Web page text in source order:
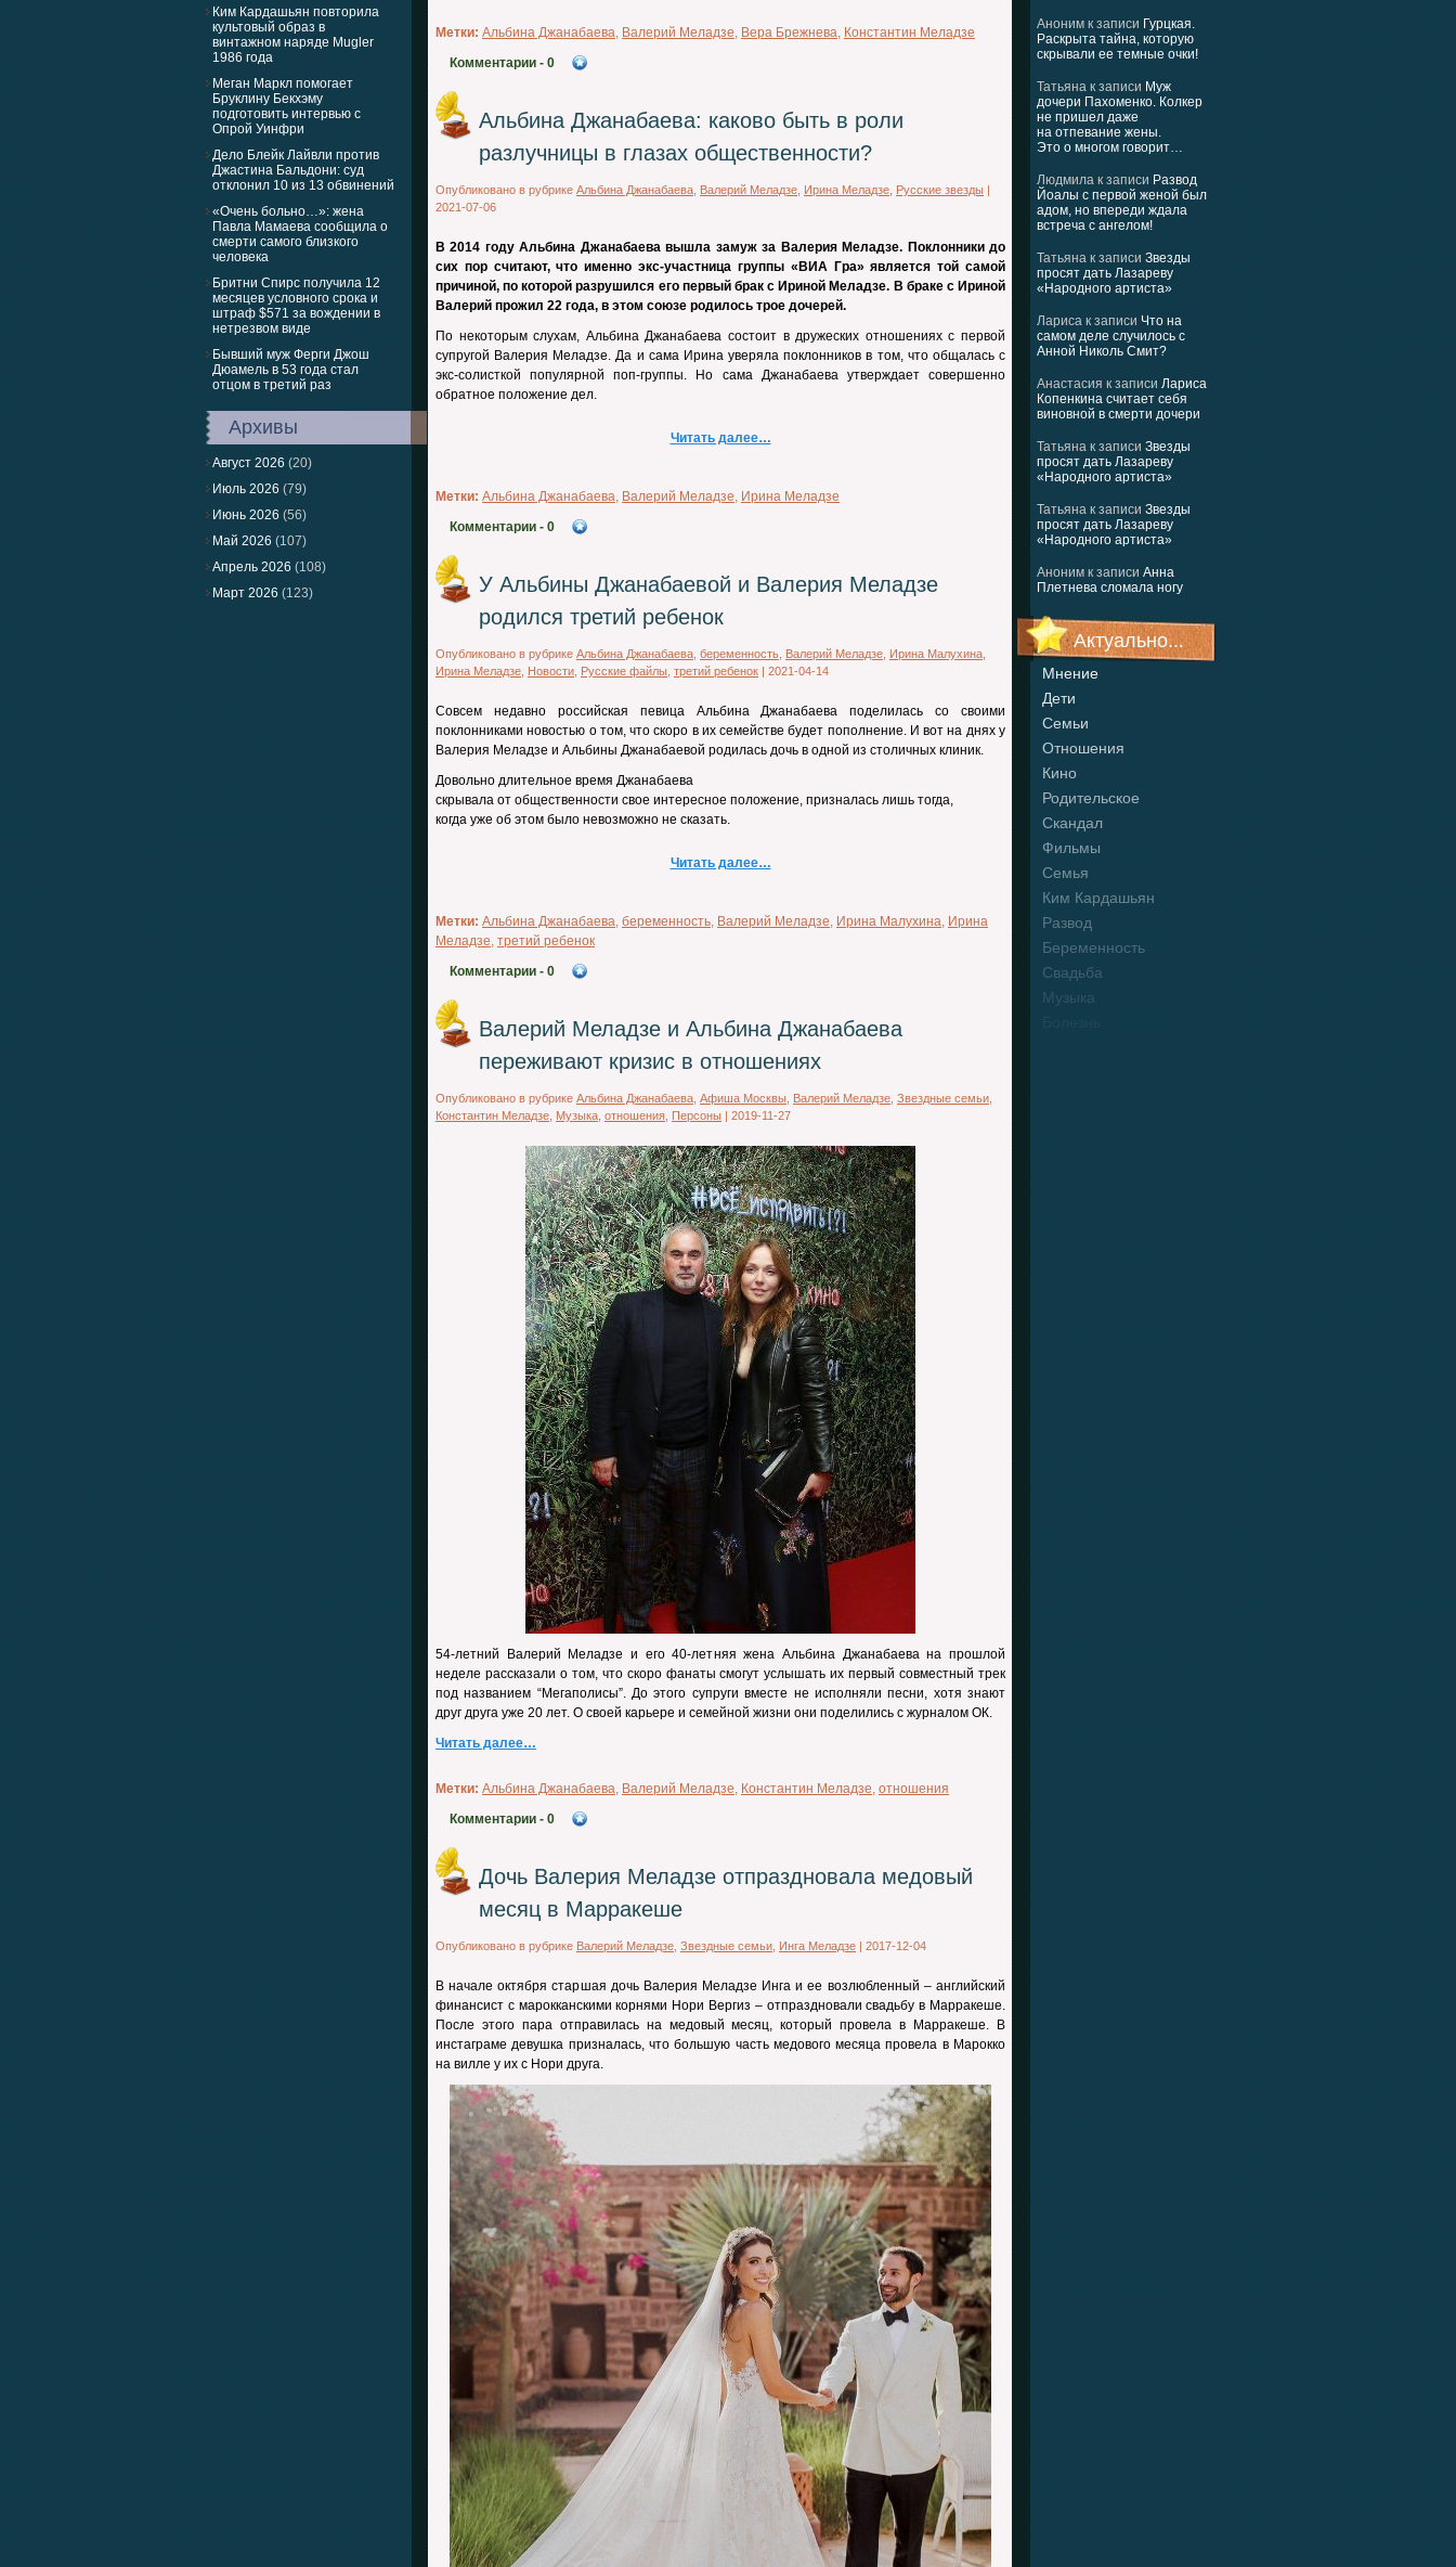
Аноним к записи Гурцкая.
Раскрыта тайна, которую
скрывали ее темные очки!
Татьяна к записи Муж
дочери Пахоменко. Колкер
не пришел даже
на отпевание жены.
Это о многом говорит…
Людмила к записи Развод
Йоалы с первой женой был
адом, но впереди ждала
встреча с ангелом!
Татьяна к записи Звезды
просят дать Лазареву
«Народного артиста»
Лариса к записи Что на
самом деле случилось с
Анной Николь Смит?
Анастасия к записи Лариса
Копенкина считает себя
виновной в смерти дочери
Татьяна к записи Звезды
просят дать Лазареву
«Народного артиста»
Татьяна к записи Звезды
просят дать Лазареву
«Народного артиста»
Аноним к записи Анна
Плетнева сломала ногу
Актуально...
Мнение
Дети
Семьи
Отношения
Кино
Родительское
Скандал
Фильмы
Семья
Ким Кардашьян
Развод
Беременность
Свадьба
Музыка
Ким Кардашьян повторила
культовый образ в
винтажном наряде Mugler
1986 года
Меган Маркл помогает
Бруклину Бекхэму
подготовить интервью с
Опрой Уинфри
Дело Блейк Лайвли против
Джастина Бальдони: суд
отклонил 10 из 13 обвинений
«Очень больно…»: жена
Павла Мамаева сообщила о
смерти самого близкого
человека
Бритни Спирс получила 12
месяцев условного срока и
штраф $571 за вождении в
нетрезвом виде
Бывший муж Ферги Джош
Дюамель в 53 года стал
отцом в третий раз
Архивы
Август 2026 (20)
Июль 2026 (79)
Июнь 2026 (56)
Май 2026 (107)
Апрель 2026 (108)
Март 2026 (123)
Метки: Альбина Джанабаева, Валерий Меладзе, Вера Брежнева, Константин Меладзе
Комментарии - 0
Альбина Джанабаева: каково быть в роли
разлучницы в глазах общественности?
Опубликовано в рубрике Альбина Джанабаева Валерий Меладзе Ирина Меладзе Русские звезды |
2021-07-06
В 2014 году Альбина Джанабаева вышла замуж за Валерия Меладзе. Поклонники до
сих пор считают, что именно экс-участница группы «ВИА Гра» является той самой
причиной, по которой разрушился его первый брак с Ириной Меладзе. В браке с Ириной
Валерий прожил 22 года, в этом союзе родилось трое дочерей.
По некоторым слухам, Альбина Джанабаева состоит в дружеских отношениях с первой
супругой Валерия Меладзе. Да и сама Ирина уверяла поклонников в том, что общалась с
экс-солисткой популярной поп-группы. Но сама Джанабаева утверждает совершенно
обратное положение дел.
Читать далее…
Метки: Альбина Джанабаева, Валерий Меладзе, Ирина Меладзе
Комментарии - 0
У Альбины Джанабаевой и Валерия Меладзе
родился третий ребенок
Опубликовано в рубрике Альбина Джанабаева беременность Валерий Меладзе Ирина Малухина
Ирина Меладзе Новости Русские файлы третий ребенок | 2021-04-14
Совсем недавно российская певица Альбина Джанабаева поделилась со своими
поклонниками новостью о том, что скоро в их семействе будет пополнение. И вот на днях у
Валерия Меладзе и Альбины Джанабаевой родилась дочь в одной из столичных клиник.
Довольно длительное время Джанабаева
скрывала от общественности свое интересное положение, призналась лишь тогда,
когда уже об этом было невозможно не сказать.
Читать далее…
Метки: Альбина Джанабаева, беременность, Валерий Меладзе, Ирина Малухина, Ирина
Меладзе, третий ребенок
Комментарии - 0
Валерий Меладзе и Альбина Джанабаева
переживают кризис в отношениях
Опубликовано в рубрике Альбина Джанабаева Афиша Москвы Валерий Меладзе Звездные семьи
Константин Меладзе Музыка отношения Персоны | 2019-11-27
54-летний Валерий Меладзе и его 40-летняя жена Альбина Джанабаева на прошлой
неделе рассказали о том, что скоро фанаты смогут услышать их первый совместный трек
под названием “Мегаполисы”. До этого супруги вместе не исполняли песни, хотя знают
друг друга уже 20 лет. О своей карьере и семейной жизни они поделились с журналом ОК.
Читать далее…
Метки: Альбина Джанабаева, Валерий Меладзе, Константин Меладзе, отношения
Комментарии - 0
Дочь Валерия Меладзе отпраздновала медовый
месяц в Марракеше
Опубликовано в рубрике Валерий Меладзе Звездные семьи Инга Меладзе | 2017-12-04
В начале октября старшая дочь Валерия Меладзе Инга и ее возлюбленный – английский
финансист с марокканскими корнями Нори Вергиз – отпраздновали свадьбу в Марракеше.
После этого пара отправилась на медовый месяц, который провела в Марракеше. В
инстаграме девушка призналась, что большую часть медового месяца провела в Марокко
на вилле у их с Нори друга.